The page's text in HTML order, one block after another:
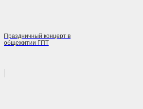
Праздничный концерт в
общежитии ГПТ